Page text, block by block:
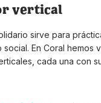
vertical
sirve para
social. En Coral hemos
cada una con